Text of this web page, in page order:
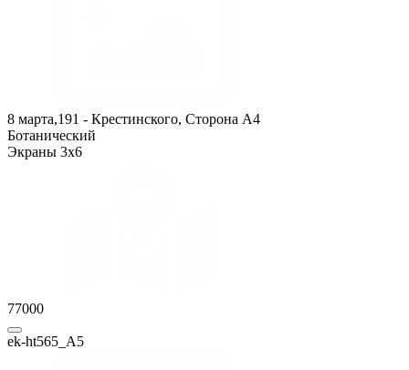
8 марта,191 - Крестинского, Сторона A4
Ботанический
Экраны 3x6
77000
ek-ht565_А5